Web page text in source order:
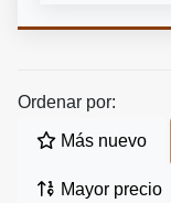
Ordenar por:
Más nuevo
Mayor precio